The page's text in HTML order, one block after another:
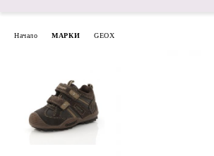
Начало МАРКИ GEOX